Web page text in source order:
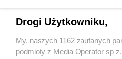
Drogi Użytkowniku,
My, naszych 1162 zaufanych
podmioty z Media Operator sp